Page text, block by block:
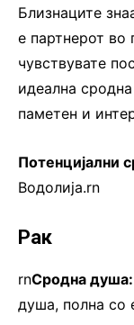
Близнаците
е партнерот во
чувствувате
идеална
паметен и
Потенцијални
Водолија.rn
Рак
rnСродна душа:
душа, полна со